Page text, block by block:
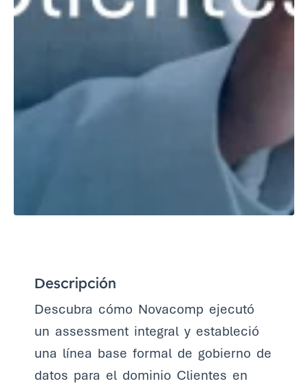
Descripción
Descubra cómo Novacomp ejecutó
un assessment integral y estableció
una línea base formal de gobierno de
datos para el dominio Clientes en